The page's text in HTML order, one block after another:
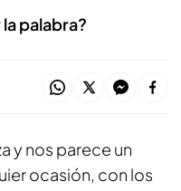
palabra?
y nos parece un
ocasión, con los